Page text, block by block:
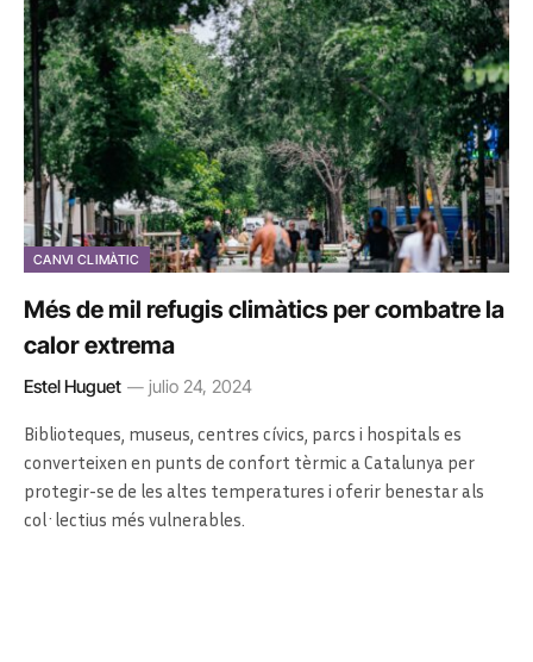
CANVI CLIMÀTIC
Més de mil refugis climàtics per combatre la
calor extrema
Estel Huguet julio 24, 2024
Biblioteques, museus, centres cívics, parcs i hospitals es
converteixen en punts de confort tèrmic a Catalunya per
protegir-se de les altes temperatures i oferir benestar als
col·lectius més vulnerables.